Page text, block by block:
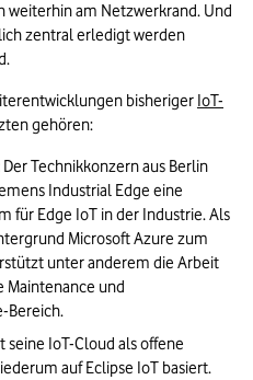
weiterhin am Netzwerkrand. Und
zentral erledigt werden
bisheriger IoT-
gehören:
Der Technikkonzern aus Berlin
Industrial Edge eine
für Edge IoT in der Industrie. Als
Microsoft Azure zum
unter anderem die Arbeit
Maintenance und
Bereich.
seine IoT-Cloud als offene
auf Eclipse IoT basiert.